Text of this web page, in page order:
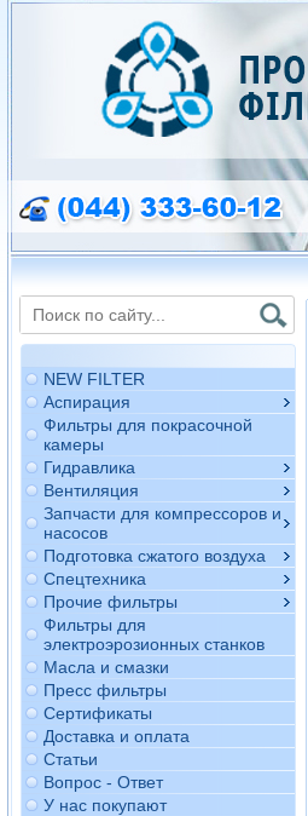
NEW FILTER
Аспирация
Фильтры для покрасочной
камеры
Гидравлика
Вентиляция
Запчасти для компрессоров и
насосов
Подготовка сжатого воздуха
Спецтехника
Прочие фильтры
Фильтры для
электроэрозионных станков
Масла и смазки
Пресс фильтры
Сертификаты
Доставка и оплата
Статьи
Вопрос - Ответ
У нас покупают